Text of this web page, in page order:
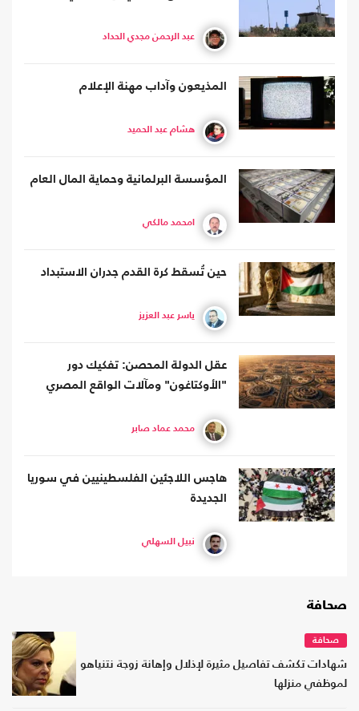
عبد الرحمن مجدي الحداد
المذيعون وآداب مهنة الإعلام
هشام عبد الحميد
المؤسسة البرلمانية وحماية المال العام
امحمد مالكي
حين تُسقط كرة القدم جدران الاستبداد
ياسر عبد العزيز
عقل الدولة المحصن: تفكيك دور
"الأوكتاغون" ومآلات الواقع المصري
محمد عماد صابر
هاجس اللاجئين الفلسطينيين في سوريا
الجديدة
نبيل السهلي
صحافة
صحافة
شهادات تكشف تفاصيل مثيرة لإذلال وإهانة زوجة نتنياهو
لموظفي منزلها